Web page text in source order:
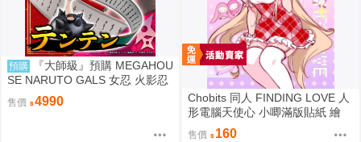
預購
『大師級』預購 MEGAHOU
SE NARUTO GALS 女忍 火影忍
者疾風傳 天天 再販
售價 4990
Chobits 同人 FINDING LOVE 人
形電腦天使心 小唧滿版貼紙 繪
師：Bee Bee
售價 160